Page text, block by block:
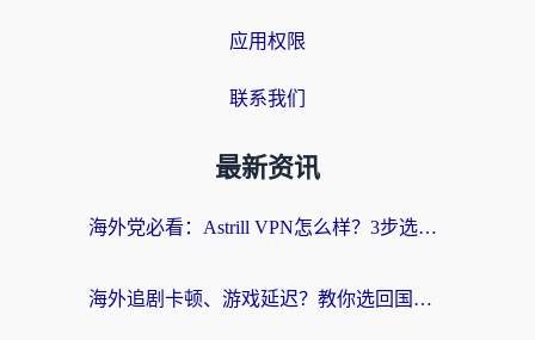
应用权限
联系我们
最新资讯
海外党必看：Astrill VPN怎么样？3步选对回国加速器实现无缝刷剧玩游戏
海外追剧卡顿、游戏延迟？教你选回国加速器，附免费加速器试用一小时福利